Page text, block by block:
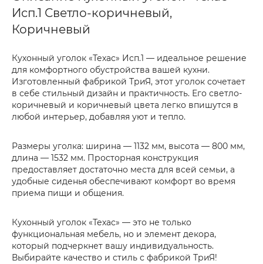
Исп.1 Светло-коричневый,
Коричневый
Кухонный уголок «Техас» Исп.1 — идеальное решение
для комфортного обустройства вашей кухни.
Изготовленный фабрикой ТриЯ, этот уголок сочетает
в себе стильный дизайн и практичность. Его светло-
коричневый и коричневый цвета легко впишутся в
любой интерьер, добавляя уют и тепло.
Размеры уголка: ширина — 1132 мм, высота — 800 мм,
длина — 1532 мм. Просторная конструкция
предоставляет достаточно места для всей семьи, а
удобные сиденья обеспечивают комфорт во время
приема пищи и общения.
Кухонный уголок «Техас» — это не только
функциональная мебель, но и элемент декора,
который подчеркнет вашу индивидуальность.
Выбирайте качество и стиль с фабрикой ТриЯ!